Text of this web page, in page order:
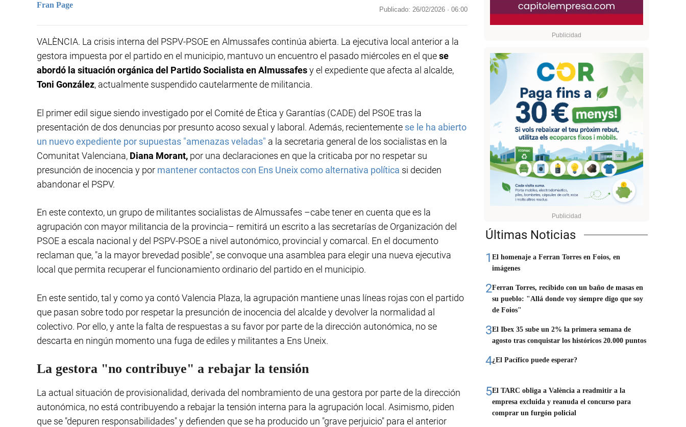
Últimas Noticias
1El homenaje a Ferran Torres en Foios, en
imágenes
2Ferran Torres, recibido con un baño de masas en
su pueblo: "Allá donde voy siempre digo que soy
de Foios"
3El Ibex 35 sube un 2% la primera semana de
agosto tras conquistar los históricos 20.000 puntos
4¿El Pacífico puede esperar?
5El TARC obliga a València a readmitir a la
empresa excluida y reanuda el concurso para
comprar un furgón policial
Fran Page Publicado: 26/02/2026 · 06:00
VALÈNCIA. La crisis interna del PSPV-PSOE en Almussafes continúa abierta. La ejecutiva local anterior a la
gestora impuesta por el partido en el municipio, mantuvo un encuentro el pasado miércoles en el quese
abordó la situación orgánica del Partido Socialista en Almussafesy el expediente que afecta al alcalde,
Toni González, actualmente suspendido cautelarmente de militancia.
El primer edil sigue siendo investigado por el Comité de Ética y Garantías (CADE) del PSOE tras la
presentación de dos denuncias por presunto acoso sexual y laboral. Además, recientemente se le ha abierto
un nuevo expediente por supuestas "amenazas veladas" a la secretaria general de los socialistas en la
Comunitat Valenciana, Diana Morant, por una declaraciones en que la criticaba por no respetar su
presunción de inocencia y por mantener contactos con Ens Uneix como alternativa política si deciden
abandonar el PSPV.
En este contexto, un grupo de militantes socialistas de Almussafes –cabe tener en cuenta que es la
agrupación con mayor militancia de la provincia– remitirá un escrito a las secretarías de Organización del
PSOE a escala nacional y del PSPV-PSOE a nivel autonómico, provincial y comarcal. En el documento
reclaman que, "a la mayor brevedad posible", se convoque una asamblea para elegir una nueva ejecutiva
local que permita recuperar el funcionamiento ordinario del partido en el municipio.
En este sentido, tal y como ya contó Valencia Plaza, la agrupación mantiene unas líneas rojas con el partido
que pasan sobre todo por respetar la presunción de inocencia del alcalde y devolver la normalidad al
colectivo. Por ello, y ante la falta de respuestas a su favor por parte de la dirección autonómica, no se
descarta en ningún momento una fuga de ediles y militantes a Ens Uneix.
La gestora "no contribuye" a rebajar la tensión
La actual situación de provisionalidad, derivada del nombramiento de una gestora por parte de la dirección
autonómica, no está contribuyendo a rebajar la tensión interna para la agrupación local. Asimismo, piden
que se "depuren responsabilidades" y defienden que se ha producido un "grave perjuicio" para el anterior